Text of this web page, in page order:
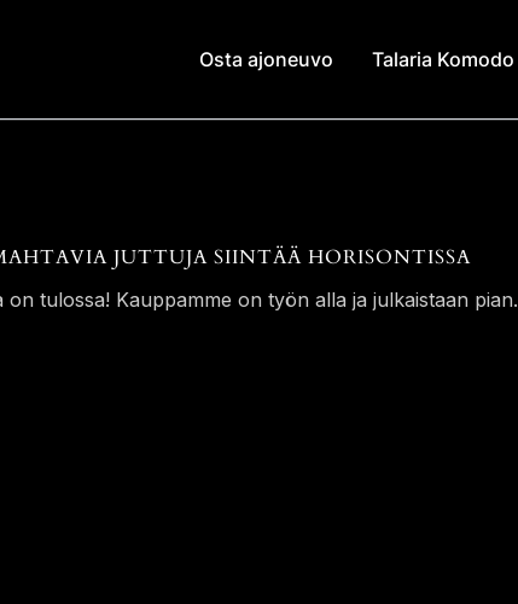
Osta ajoneuvo Talaria Komodo
JUTTUJA SIINTÄÄ HORISONTISSA
on tulossa! Kauppamme on työn alla ja julkaistaan pian.